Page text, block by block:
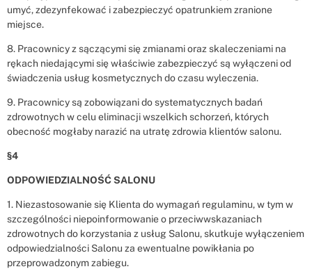
umyć, zdezynfekować i zabezpieczyć opatrunkiem zranione
miejsce.
8. Pracownicy z sączącymi się zmianami oraz skaleczeniami na
rękach niedającymi się właściwie zabezpieczyć są wyłączeni od
świadczenia usług kosmetycznych do czasu wyleczenia.
9. Pracownicy są zobowiązani do systematycznych badań
zdrowotnych w celu eliminacji wszelkich schorzeń, których
obecność mogłaby narazić na utratę zdrowia klientów salonu.
§4
ODPOWIEDZIALNOŚĆ SALONU
1. Niezastosowanie się Klienta do wymagań regulaminu, w tym w
szczególności niepoinformowanie o przeciwwskazaniach
zdrowotnych do korzystania z usług Salonu, skutkuje wyłączeniem
odpowiedzialności Salonu za ewentualne powikłania po
przeprowadzonym zabiegu.